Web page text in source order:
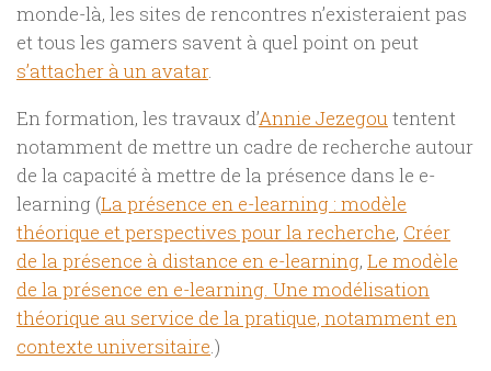
monde-là, les sites de rencontres n’existeraient pas
et tous les gamers savent à quel point on peut
s’attacher à un avatar.
En formation, les travaux d’Annie Jezegoutentent
notamment de mettre un cadre de recherche autour
de la capacité à mettre de la présence dans le e-
learning (La présence en e-learning : modèle
théorique et perspectives pour la recherche, Créer
de la présence à distance en e-learning, Le modèle
de la présence en e-learning. Une modélisation
théorique au service de la pratique, notamment en
contexte universitaire.)